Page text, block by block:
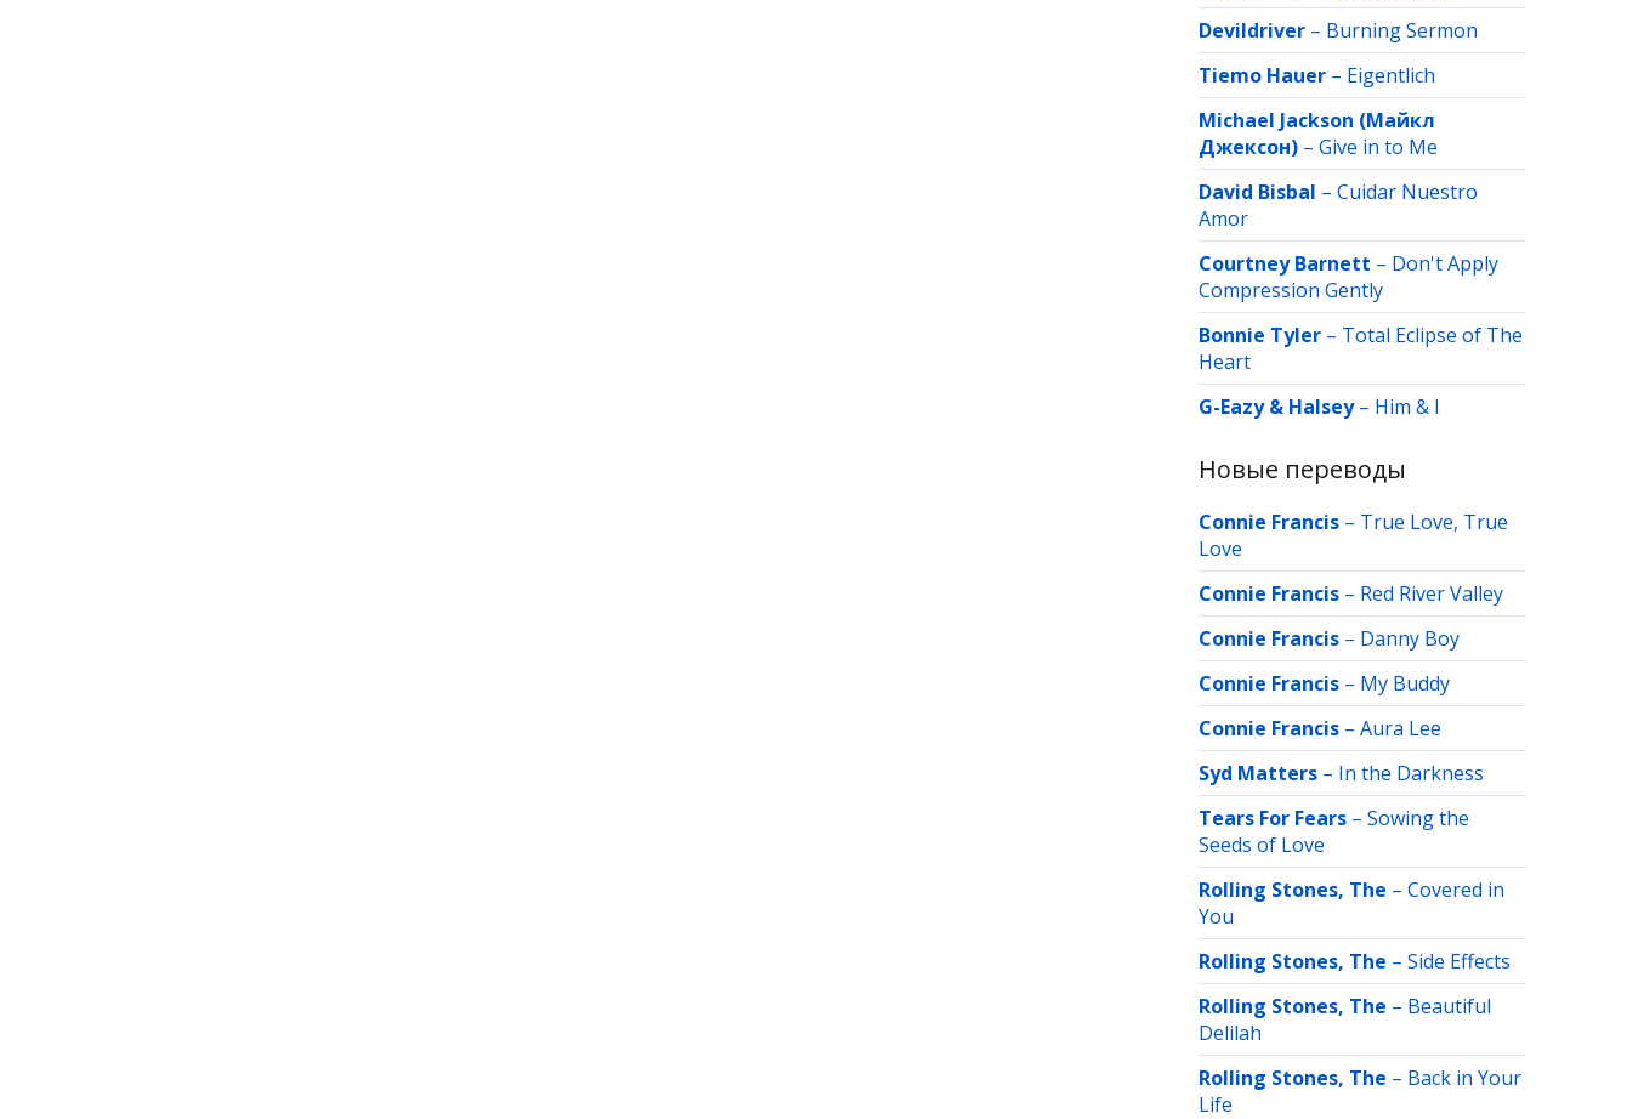
Devildriver – Burning Sermon
Tiemo Hauer – Eigentlich
Michael Jackson (Майкл
Джексон) – Give in to Me
David Bisbal – Cuidar Nuestro
Amor
Courtney Barnett – Don't Apply
Compression Gently
Bonnie Tyler – Total Eclipse of The
Heart
G-Eazy & Halsey– Him & I
Новые переводы
Connie Francis – True Love, True
Love
Connie Francis – Red River Valley
Connie Francis – Danny Boy
Connie Francis – My Buddy
Connie Francis – Aura Lee
Syd Matters – In the Darkness
Tears For Fears – Sowing the
Seeds of Love
Rolling Stones, The – Covered in
You
Rolling Stones, The – Side Effects
Rolling Stones, The – Beautiful
Delilah
Rolling Stones, The – Back in Your
Life